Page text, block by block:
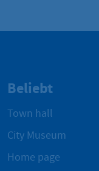
Beliebt
Town hall
City Museum
Home page